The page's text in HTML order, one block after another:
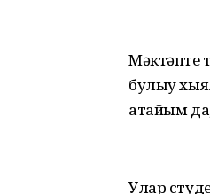
Мәктәпте
булыу
атайым
Улар